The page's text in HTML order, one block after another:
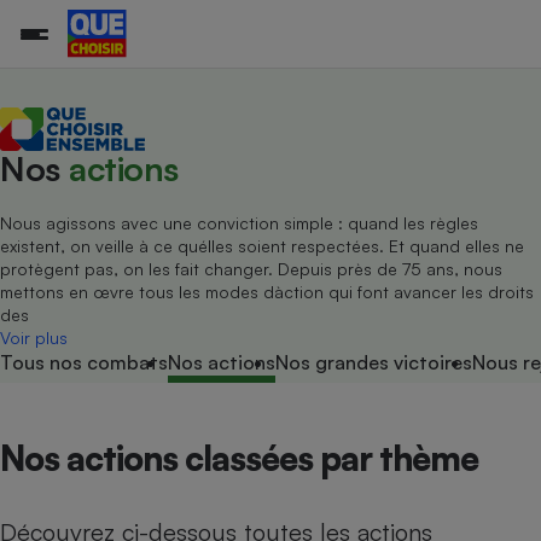
Nos actions
Nous agissons avec une conviction simple : quand les règles
existent, on veille à ce quélles soient respectées. Et quand elles ne
protègent pas, on les fait changer. Depuis près de 75 ans, nous
mettons en œvre tous les modes dàction qui font avancer les droits
des
Voir plus
Tous nos combatsNos actionsNos grandes victoiresNous
Nos actions classées par thème
Découvrez ci-dessous toutes les actions
Agriculture
Nutrition
Produit alimentaire
Achat - Vente - Location
Assurance auto
Carburant
Marketing - Fidélisation
Système judiciairegratuit
Energie
Copropriété
Location
Vacances - Tourisme
Famille
Senior
Transport aérien
Toutes les actualités
Enquêtes
Guides d'achat
Conseils
Brèves
Tous les services
Soumettre un litige
Lettres types
Tous nos combats
Nos actions
Nos grandes victoires
Les billets de la présidente
Nos associations locales
Nous rejoindre
L’association
Nos missions
Notre méthodologie
Notre financement
Nos partenaires
Nous rejoindre